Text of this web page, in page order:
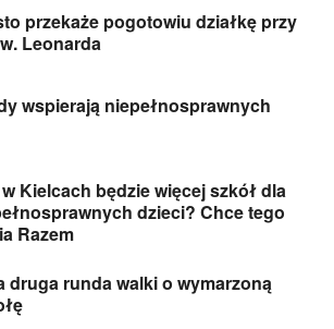
przekaże pogotowiu działkę przy
Leonarda
wspierają niepełnosprawnych
Kielcach będzie więcej szkół dla
dzieci? Chce tego
Razem
druga runda walki o wymarzoną